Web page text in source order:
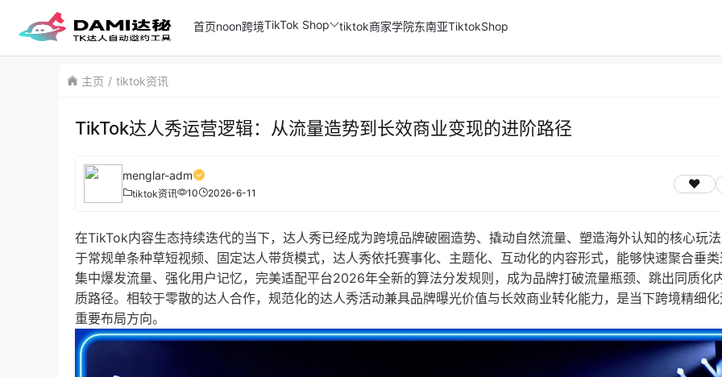
首页noon跨境TikTok Shop tiktok商家学院东南亚TiktokShop
主页 tiktok资讯
TikTok达人秀运营逻辑：从流量造势到长效商业变现的进阶路径
menglar-adm
tiktok资讯 10 2026-6-11
在TikTok内容生态持续迭代的当下，达人秀已经成为跨境品牌破圈造势、撬动自然流量、塑造海外认知的核心玩
于常规单条种草短视频、固定达人带货模式，达人秀依托赛事化、主题化、互动化的内容形式，能够快速聚合垂
集中爆发流量、强化用户记忆，完美适配平台2026年全新的算法分发规则，成为品牌打破流量瓶颈、跳出同质化
质路径。相较于零散的达人合作，规范化的达人秀活动兼具品牌曝光价值与长效商业转化能力，是当下跨境精细
重要布局方向。